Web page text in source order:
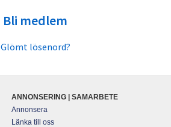
Bli medlem
Glömt lösenord?
ANNONSERING | SAMARBETE
Annonsera
Länka till oss